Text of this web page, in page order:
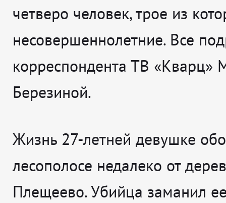
четверо человек, трое из
несовершеннолетние. Все
корреспондента ТВ «Кварц»
Березиной.
Жизнь 27-летней девушке
лесополосе недалеко от
Плещеево. Убийца заманил